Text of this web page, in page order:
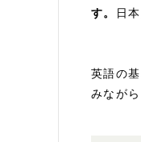
す。
日
英語の
みなが